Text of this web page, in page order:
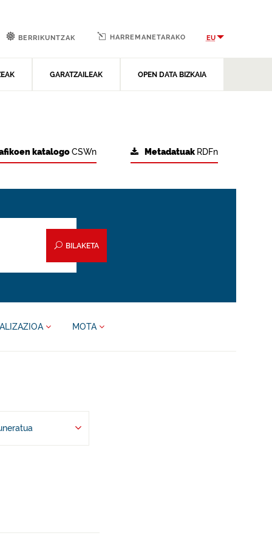
GARATZAILEAK OPEN DATA BIZKAIA
BERRIKUNTZAK HARREMANETARAKO EU
Metadatuak RDFn
katalogoCSWn
BILAKETA
MOTA